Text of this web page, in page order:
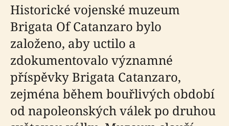
Historické vojenské muzeum
Brigata Of Catanzaro bylo
založeno, aby uctilo a
zdokumentovalo významné
příspěvky Brigata Catanzaro,
zejména během bouřlivých období
od napoleonských válek po druhou